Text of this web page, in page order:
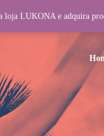
unyson/framework/
loja LUKONA e adquira